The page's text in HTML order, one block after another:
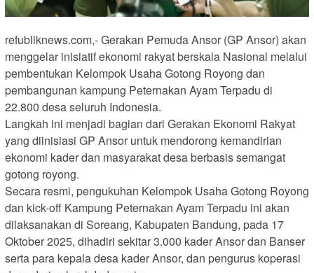
refubliknews.com,- Gerakan Pemuda Ansor (GP Ansor) akan
menggelar inisiatif ekonomi rakyat berskala Nasional melalui
pembentukan Kelompok Usaha Gotong Royong dan
pembangunan kampung Peternakan Ayam Terpadu di
22.800 desa seluruh Indonesia.
Langkah ini menjadi bagian dari Gerakan Ekonomi Rakyat
yang diinisiasi GP Ansor untuk mendorong kemandirian
ekonomi kader dan masyarakat desa berbasis semangat
gotong royong.
Secara resmi, pengukuhan Kelompok Usaha Gotong Royong
dan kick-off Kampung Peternakan Ayam Terpadu ini akan
dilaksanakan di Soreang, Kabupaten Bandung, pada 17
Oktober 2025, dihadiri sekitar 3.000 kader Ansor dan Banser
serta para kepala desa kader Ansor, dan pengurus koperasi